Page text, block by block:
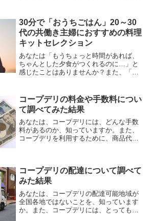
てからでないと無理かもしれない。そう
いえば、お米のストック...
30分で「おうちごはん」20～30
代の共働き主婦におすすめの料理
キットセレクション
あなたは「もうちょっと時間があれば、
ちゃんとした夕食がつくれるのに…」と
感じたことはありませんか？また、「お
みたことはありませんか？共働き主婦の
平日は、帰宅してからも家事...
コープデリの料金や手数料につい
て調べてみた結果
あなたは、コープデリには、どんな手数
料があるのか、知っていますか。また、
コープデリを利用するために、商品代金
の料金が割高では、安心し...
コープデリの配達について調べて
みた結果
あなたは、コープデリの配達可能地域が
全国各地ではないことを、知っています
か。また、コープデリには、とっても便